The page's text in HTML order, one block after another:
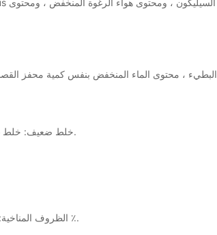
خلط ضعيف: خلط غير متساو ، وقت قصير الكريمة ؛ زيادة سرعة خلط الرأس ، تقليل ضغط رأس الخلط ، وزيادة حقن الغاز.
الظروف المناخية: درجة حرارة منخفضة ، ضغط مرتفع. زيادة بنسبة 30 ٪ في الضغط الجوي تزيد من الكثافة بنسبة 10-15 ٪.